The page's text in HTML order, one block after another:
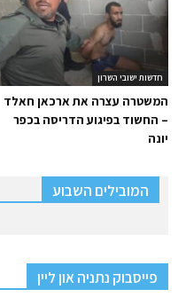
חדשות ישובי השרון
המשטרה עצרה את ארכאן חאלד
– החשוד בפיגוע הדריסה בכפר
יונה
המובילים השבוע
פייסבוק נתניה און ליין